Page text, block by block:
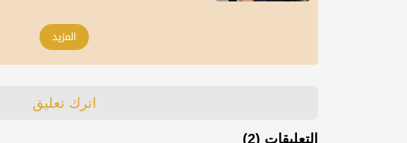
المزيد
اترك تعليق
التعليقات (2)